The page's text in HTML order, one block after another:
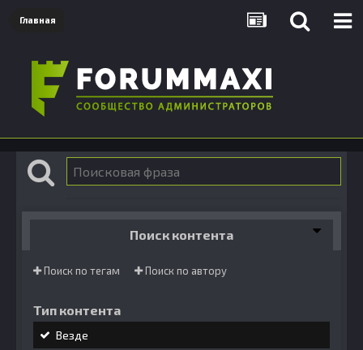
Главная
Поиск контента
Поиск по тегам Поиск по автору
Тип контента
Везде